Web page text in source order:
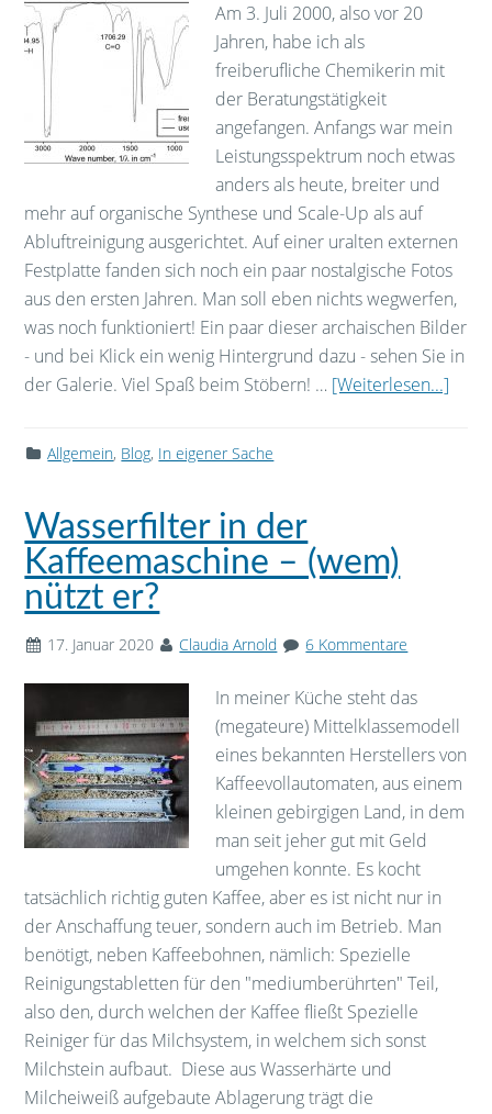
Am 3. Juli 2000, also vor 20
Jahren, habe ich als
freiberufliche Chemikerin mit
der Beratungstätigkeit
angefangen. Anfangs war mein
Leistungsspektrum noch etwas
anders als heute, breiter und
mehr auf organische Synthese und Scale-Up als auf
Abluftreinigung ausgerichtet. Auf einer uralten externen
Festplatte fanden sich noch ein paar nostalgische Fotos
aus den ersten Jahren. Man soll eben nichts wegwerfen,
was noch funktioniert! Ein paar dieser archaischen Bilder
- und bei Klick ein wenig Hintergrund dazu - sehen Sie in
der Galerie. Viel Spaß beim Stöbern! … [Weiterlesen...]
Allgemein, Blog, In eigener Sache
Wasserfilter in der
Kaffeemaschine – (wem)
nützt er?
17. Januar 2020 Claudia Arnold 6 Kommentare
In meiner Küche steht das
(megateure) Mittelklassemodell
eines bekannten Herstellers von
Kaffeevollautomaten, aus einem
kleinen gebirgigen Land, in dem
man seit jeher gut mit Geld
umgehen konnte. Es kocht
tatsächlich richtig guten Kaffee, aber es ist nicht nur in
der Anschaffung teuer, sondern auch im Betrieb. Man
benötigt, neben Kaffeebohnen, nämlich: Spezielle
Reinigungstabletten für den "mediumberührten" Teil,
also den, durch welchen der Kaffee fließt Spezielle
Reiniger für das Milchsystem, in welchem sich sonst
Milchstein aufbaut. Diese aus Wasserhärte und
Milcheiweiß aufgebaute Ablagerung trägt die